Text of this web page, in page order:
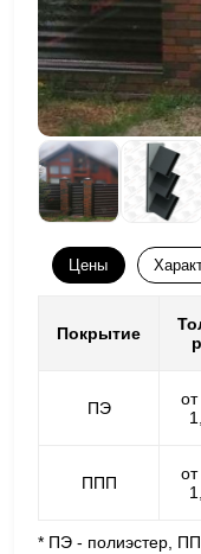
Цены
Покрытие
ПЭ
ППП
* ПЭ - полиэстер,